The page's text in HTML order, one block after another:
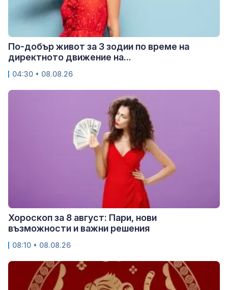
По-добър живот за 3 зодии по време на
директното движение на...
04:30 • 08.08.26
Хороскоп за 8 август: Пари, нови
възможности и важни решения
08:10 • 08.08.26